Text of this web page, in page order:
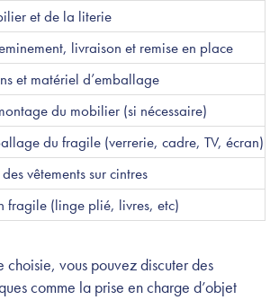
et de la literie
livraison et remise en place
et matériel d’emballage
du mobilier (si nécessaire)
du fragile (verrerie, cadre, TV, écran)
vêtements sur cintres
fragile (linge plié, livres, etc)
choisie, vous pouvez discuter des
comme la prise en charge d’objet